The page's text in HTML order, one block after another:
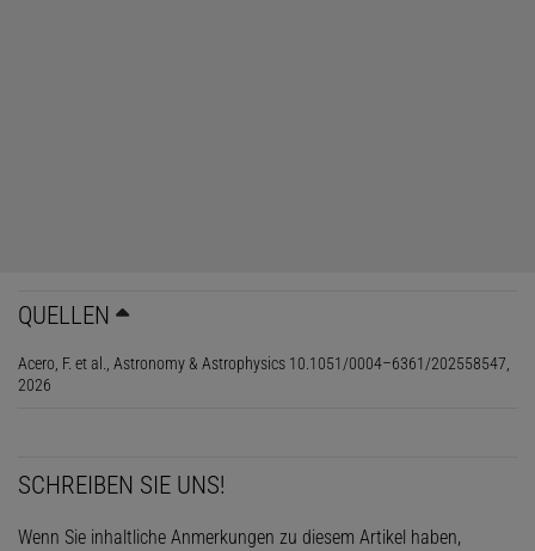
QUELLEN
Acero, F. et al., Astronomy & Astrophysics 10.1051/0004–6361/202558547,
2026
SCHREIBEN SIE UNS!
Wenn Sie inhaltliche Anmerkungen zu diesem Artikel haben,